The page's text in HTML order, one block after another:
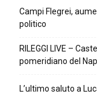
Campi Flegrei,
politico
RILEGGI LIVE –
pomeridiano del
L’ultimo saluto a